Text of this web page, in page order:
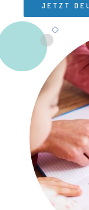
JETZT